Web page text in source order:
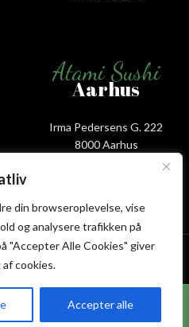
din browseroplevelse, vise
og analysere trafikken på
"Accepter Alle Cookies" giver
cookies.
Accepter alle
får du nu 20% rabat på
Atami Sushi
Aarhus
Irma Pedersens G. 222
8000 Aarhus
| Powered byNemBestil ApS